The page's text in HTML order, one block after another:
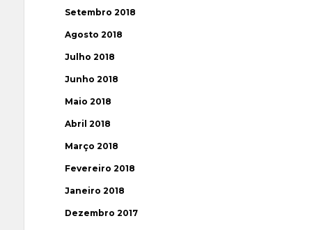
Setembro 2018
Agosto 2018
Julho 2018
Junho 2018
Maio 2018
Abril 2018
Março 2018
Fevereiro 2018
Janeiro 2018
Dezembro 2017